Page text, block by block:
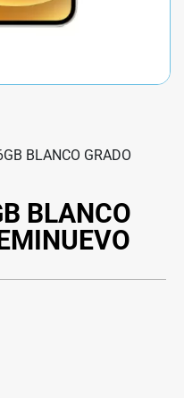
BLANCO GRADO
BLANCO